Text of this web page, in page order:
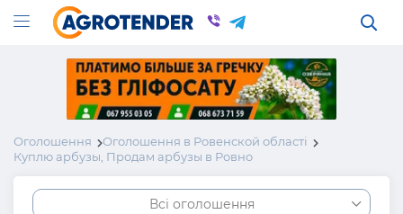
Оголошення
Оголошення в Ровенской області
Куплю арбузы, Продам арбузы в Ровно
Всі оголошення